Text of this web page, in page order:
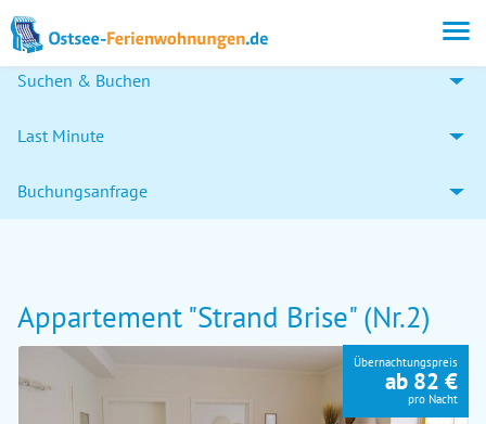
Suchen & Buchen
Last Minute
Buchungsanfrage
Appartement "Strand Brise" (Nr.2)
Übernachtungspreis
ab 82 €
pro Nacht